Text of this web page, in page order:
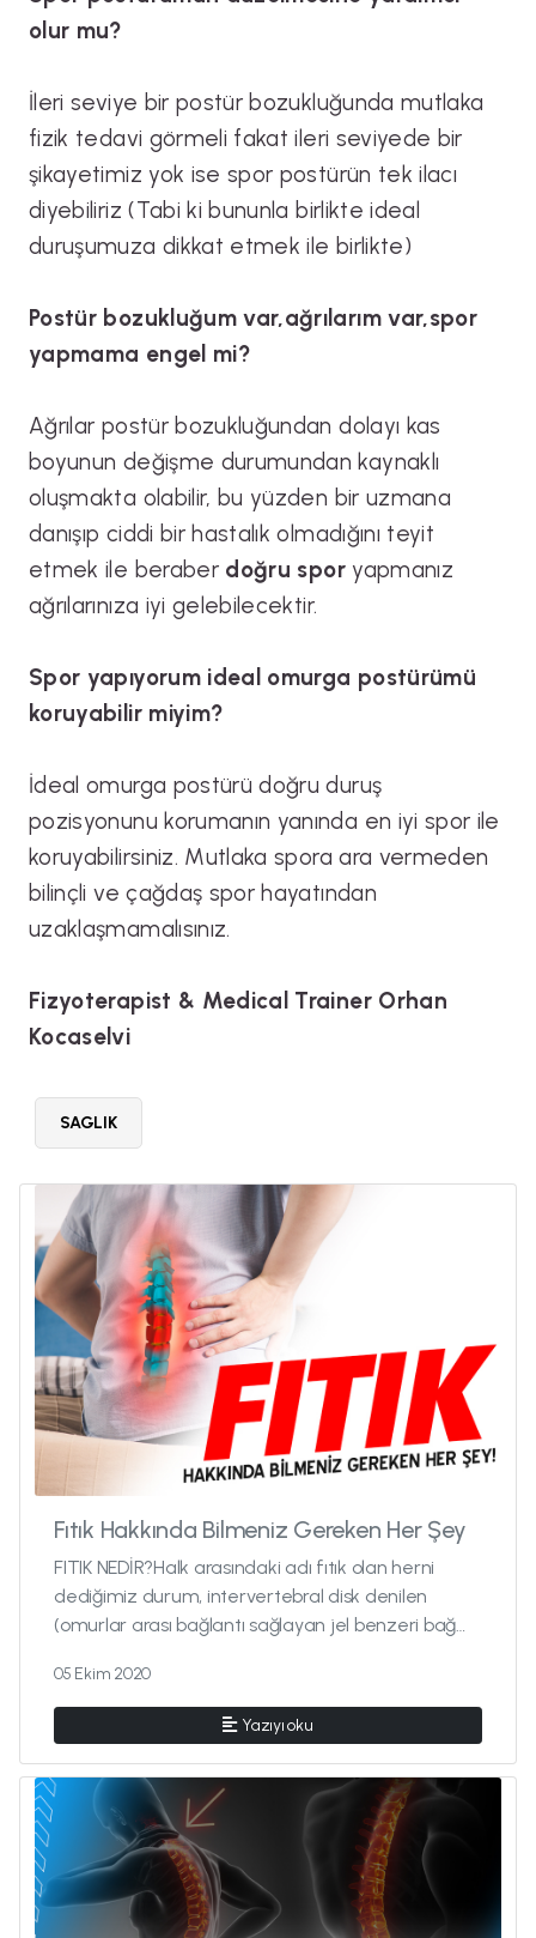
olur mu?
İleri seviye bir postür bozukluğunda mutlaka
fizik tedavi görmeli fakat ileri seviyede bir
şikayetimiz yok ise spor postürün tek ilacı
diyebiliriz (Tabi ki bununla birlikte ideal
duruşumuza dikkat etmek ile birlikte)
Postür bozukluğum var,ağrılarım var,spor
yapmama engel mi?
Ağrılar postür bozukluğundan dolayı kas
boyunun değişme durumundan kaynaklı
oluşmakta olabilir, bu yüzden bir uzmana
danışıp ciddi bir hastalık olmadığını teyit
etmek ile beraber doğru sporyapmanız
ağrılarınıza iyi gelebilecektir.
Spor yapıyorum ideal omurga postürümü
koruyabilir miyim?
İdeal omurga postürü doğru duruş
pozisyonunu korumanın yanında en iyi spor ile
koruyabilirsiniz. Mutlaka spora ara vermeden
bilinçli ve çağdaş spor hayatından
uzaklaşmamalısınız.
Fizyoterapist & Medical Trainer Orhan
Kocaselvi
SAGLIK
Fıtık Hakkında Bilmeniz Gereken Her Şey
FITIK NEDİR?Halk arasındaki adı fıtık olan herni
dediğimiz durum, intervertebral disk denilen
(omurlar arası bağlantı sağlayan jel benzeri bağ
05 Ekim 2020
Yazıyı oku